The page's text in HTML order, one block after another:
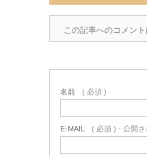
この記事へのコメント
名前 ( 必須 )
E-MAIL ( 必須 ) - 公開さ